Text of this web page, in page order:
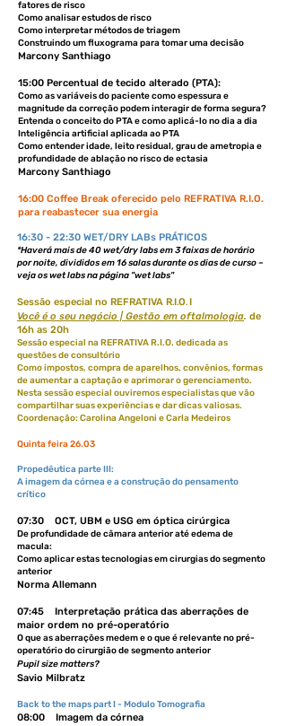
fatores de risco
Como analisar estudos de risco
Como interpretar métodos de triagem
Construindo um fluxograma para tomar uma decisão
Marcony Santhiago
15:00 Percentual de tecido alterado (PTA):
Como as variáveis do paciente como espessura e
magnitude da correção podem interagir de forma segura?
Entenda o conceito do PTA e como aplicá-lo no dia a dia
Inteligência artificial aplicada ao PTA
Como entender idade, leito residual, grau de ametropia e
profundidade de ablação no risco de ectasia
Marcony Santhiago
16:00 Coffee Break oferecido pelo REFRATIVA R.I.O.
para reabastecer sua energia
16:30 - 22:30 WET/DRY LABs PRÁTICOS
*Haverá mais de 40 wet/dry labs em 3 faixas de horário
por noite, divididosem 16 salas durante os dias de curso –
veja os wet labs na página "wet labs"
Sessão especial no REFRATIVA R.I.O. I
Você é o seu negócio | Gestão em oftalmologia. de
16h as 20h
Sessão especial na REFRATIVA R.I.O. dedicada as
questões de consultório
Como impostos, compra de aparelhos, convênios, formas
de aumentar a captação e aprimorar o gerenciamento.
Nesta sessão especial ouviremos especialistas que vão
compartilhar suas experiências e dar dicas valiosas.
Coordenação: Carolina Angeloni e Carla Medeiros
Quinta feira 26.03
Propedêutica parte III:
A imagem da córnea e a construção do pensamento
crítico
07:30 OCT, UBM e USG em óptica cirúrgica
De profundidade de câmara anterior até edema de
macula:
Como aplicar estas tecnologias em cirurgias do segmento
anterior
Norma Allemann
07:45 Interpretação prática das aberrações de
maior ordem no pré-operatório
O que as aberrações medem e o que é relevante no pré-
operatório do cirurgião de segmento anterior
Pupil size matters?
Savio Milbratz
Back to the maps part I - Modulo Tomografia
08:00 Imagem da córnea